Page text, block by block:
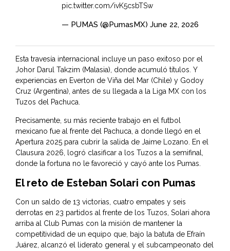
pic.twitter.com/ivK5csbTSw
— PUMAS (@PumasMX) June 22, 2026
Esta travesía internacional incluye un paso exitoso por el
Johor Darul Takzim (Malasia), donde acumuló títulos. Y
experiencias en Everton de Viña del Mar (Chile) y Godoy
Cruz (Argentina), antes de su llegada a la Liga MX con los
Tuzos del Pachuca.
Precisamente, su más reciente trabajo en el futbol
mexicano fue al frente del Pachuca, a donde llegó en el
Apertura 2025 para cubrir la salida de Jaime Lozano. En el
Clausura 2026, logró clasificar a los Tuzos a la semifinal,
donde la fortuna no le favoreció y cayó ante los Pumas.
El reto de Esteban Solari con Pumas
Con un saldo de 13 victorias, cuatro empates y seis
derrotas en 23 partidos al frente de los Tuzos, Solari ahora
arriba al Club Pumas con la misión de mantener la
competitividad de un equipo que, bajo la batuta de Efraín
Juárez, alcanzó el liderato general y el subcampeonato del